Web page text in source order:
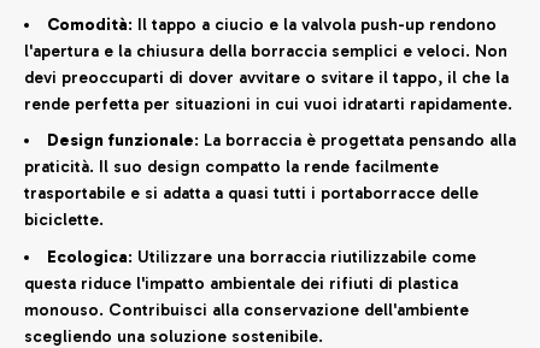
Comodità: Il tappo a ciucio e la valvola push-up rendono
l'apertura e la chiusura della borraccia semplici e veloci. Non
devi preoccuparti di dover avvitare o svitare il tappo, il che la
rende perfetta per situazioni in cui vuoi idratarti rapidamente.
Design funzionale: La borraccia è progettata pensando alla
praticità. Il suo design compatto la rende facilmente
trasportabile e si adatta a quasi tutti i portaborracce delle
biciclette.
Ecologica: Utilizzare una borraccia riutilizzabile come
questa riduce l'impatto ambientale dei rifiuti di plastica
monouso. Contribuisci alla conservazione dell'ambiente
scegliendo una soluzione sostenibile.